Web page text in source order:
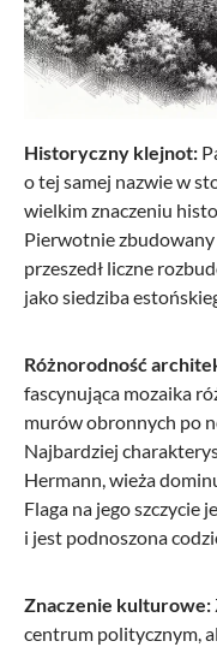
-21%
Samsonite
AIREA
925,35 zł*
Historyczny klejnot:
o tej samej nazwie w
wielkim znaczeniu
Pierwotnie
przeszedł liczne
jako siedziba
Różnorodność
fascynująca mozaika
murów obronnych po
Najbardziej
Hermann, wieża
Flaga na jego szczycie
i jest podnoszona
Znaczenie kulturowe:
centrum politycznym,